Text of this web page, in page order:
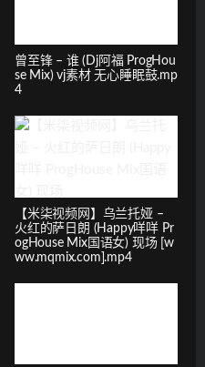
曾至锋 – 谁 (Dj阿福 ProgHou
se Mix) vj素材 无心睡眠鼓.mp
4
【米柒视频网】乌兰托娅 –
火红的萨日朗 (Happy咩咩 Pr
ogHouse Mix国语女) 现场 [w
ww.mqmix.com].mp4